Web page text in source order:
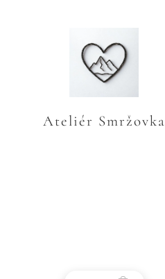
Ateliér Smržovka